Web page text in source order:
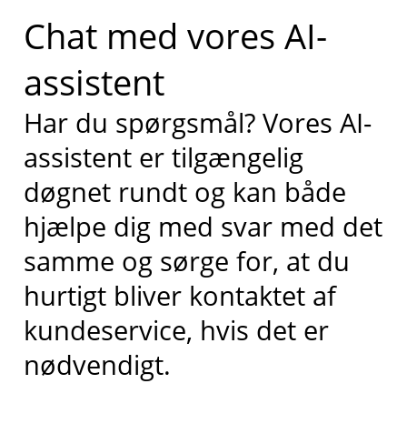
Chat med vores AI-
assistent
Har du spørgsmål? Vores AI-
assistent er tilgængelig
døgnet rundt og kan både
hjælpe dig med svar med det
samme og sørge for, at du
hurtigt bliver kontaktet af
kundeservice, hvis det er
nødvendigt.